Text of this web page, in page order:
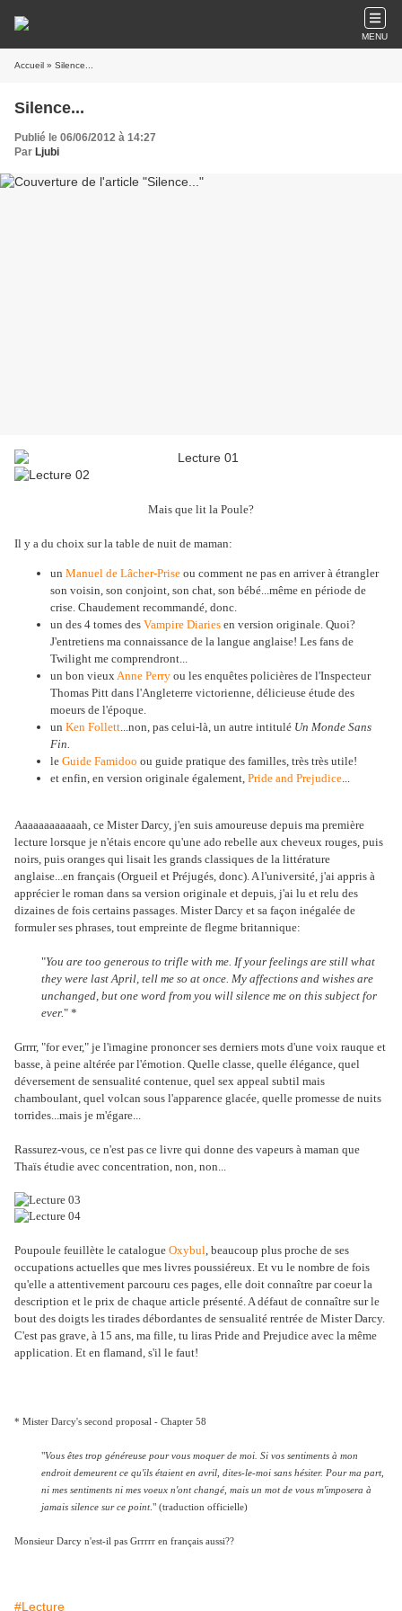
MENU
Accueil » Silence...
Silence...
Publié le 06/06/2012 à 14:27
Par Ljubi
Mais que lit la Poule?
Il y a du choix sur la table de nuit de maman:
un Manuel de Lâcher-Prise ou comment ne pas en arriver à étrangler
son voisin, son conjoint, son chat, son bébé...même en période de
crise. Chaudement recommandé, donc.
un des 4 tomes des Vampire Diaries en version originale. Quoi?
J'entretiens ma connaissance de la langue anglaise! Les fans de
Twilight me comprendront...
un bon vieuxAnne Perry ou les enquêtes policières de l'Inspecteur
Thomas Pitt dans l'Angleterre victorienne, délicieuse étude des
moeurs de l'époque.
un Ken Follett...non, pas celui-là, un autre intitulé Un Monde Sans
Fin.
le Guide Famidoo ou guide pratique des familles, très très utile!
et enfin, en version originale également, Pride and Prejudice...
Aaaaaaaaaaaah, ce Mister Darcy, j'en suis amoureuse depuis ma première
lecture lorsque je n'étais encore qu'une ado rebelle aux cheveux rouges, puis
noirs, puis oranges qui lisait les grands classiques de la littérature
anglaise...en français (Orgueil et Préjugés, donc). A l'université, j'ai appris à
apprécier le roman dans sa version originale et depuis, j'ai lu et relu des
dizaines de fois certains passages. Mister Darcy et sa façon inégalée de
formuler ses phrases, tout empreinte de flegme britannique:
"You are too generous to trifle with me. If your feelings are still what
they were last April, tell me so at once. My affections and wishes are
unchanged, but one word from you will silence me on this subject for
ever." *
Grrrr, "for ever," je l'imagine prononcer ses derniers mots d'une voix rauque et
basse, à peine altérée par l'émotion. Quelle classe, quelle élégance, quel
déversement de sensualité contenue, quel sex appeal subtil mais
chamboulant, quel volcan sous l'apparence glacée, quelle promesse de nuits
torrides...mais je m'égare...
Rassurez-vous, ce n'est pas ce livre qui donne des vapeurs à maman que
Thaïs étudie avec concentration, non, non...
Poupoule feuillète le catalogue Oxybul, beaucoup plus proche de ses
occupations actuelles que mes livres poussiéreux. Et vu le nombre de fois
qu'elle a attentivement parcouru ces pages, elle doit connaître par coeur la
description et le prix de chaque article présenté. A défaut de connaître sur le
bout des doigts les tirades débordantes de sensualité rentrée de Mister Darcy.
C'est pas grave, à 15 ans, ma fille, tu liras Pride and Prejudice avec la même
application. Et en flamand, s'il le faut!
* Mister Darcy's second proposal - Chapter 58
"Vous êtes trop généreuse pour vous moquer de moi. Si vos sentiments à mon
endroit demeurent ce qu'ils étaient en avril, dites-le-moi sans hésiter. Pour ma part,
ni mes sentiments ni mes voeux n'ont changé, mais un mot de vous m'imposera à
jamais silence sur ce point ." (traduction officielle)
Monsieur Darcy n'est-il pas Grrrrr en français aussi??
#Lecture